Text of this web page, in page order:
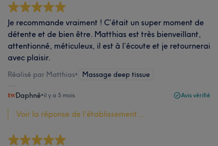
Je recommande vraiment ! C’était un super moment de
détente et de bien être. Matthias est très bienveillant,
attentionné, méticuleux, il est à l’écoute et je retournerai
avec plaisir.
Réalisé par Matthias• Massage deep tissue
Daphné•il y a 5 mois Avis vérifié
Voir la réponse de l'établissement...